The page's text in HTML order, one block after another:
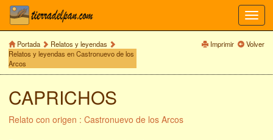
Portada
Relatos y leyendas
Relatos y leyendas en Castronuevo de los
Arcos
Imprimir Volver
CAPRICHOS
Relato con origen : Castronuevo de los Arcos